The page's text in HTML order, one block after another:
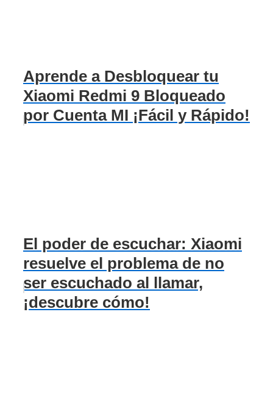
Aprende a Desbloquear tu
Xiaomi Redmi 9 Bloqueado
por Cuenta MI ¡Fácil y Rápido!
El poder de escuchar: Xiaomi
resuelve el problema de no
ser escuchado al llamar,
¡descubre cómo!